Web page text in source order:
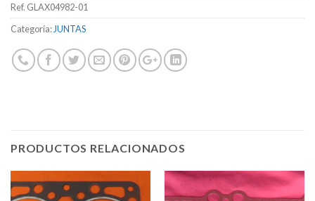
Ref. GLAX04982-01
Categoría: JUNTAS
PRODUCTOS RELACIONADOS